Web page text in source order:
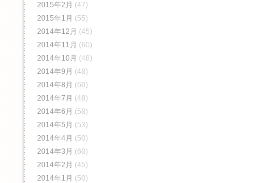
2015年2月 (47)
2015年1月 (55)
2014年12月 (45)
2014年11月 (60)
2014年10月 (48)
2014年9月 (48)
2014年8月 (60)
2014年7月 (48)
2014年6月 (58)
2014年5月 (53)
2014年4月 (50)
2014年3月 (60)
2014年2月 (45)
2014年1月 (50)